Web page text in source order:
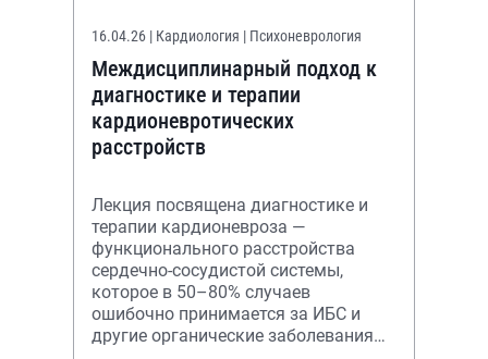
16.04.26 | Кардиология | Психоневрология
Междисциплинарный подход к
диагностике и терапии
кардионевротических
расстройств
Лекция посвящена диагностике и
терапии кардионевроза —
функционального расстройства
сердечно-сосудистой системы,
которое в 50–80% случаев
ошибочно принимается за ИБС и
другие органические заболевания